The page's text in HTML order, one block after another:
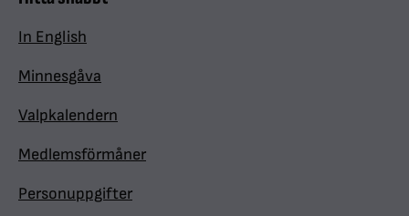
In English
Minnesgåva
Valpkalendern
Medlemsförmåner
Personuppgifter